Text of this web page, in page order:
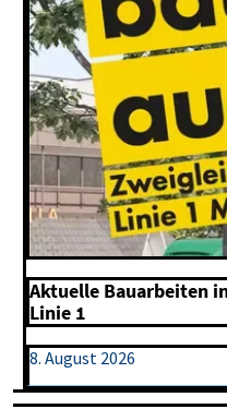
Aktuelle Bauarbeiten
Linie 1
8. August 2026